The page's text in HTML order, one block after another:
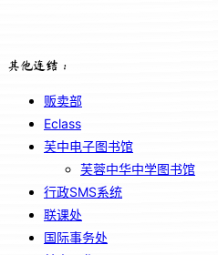
其他连结：
贩卖部
Eclass
芙中电子图书馆
芙蓉中华中学图书馆
行政SMS系统
联课处
国际事务处